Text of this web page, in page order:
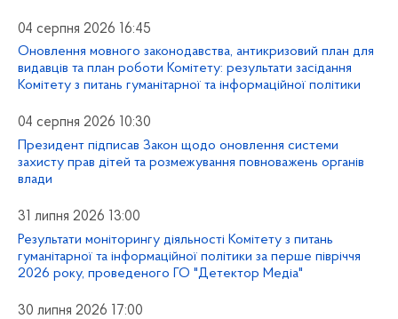
04 серпня 2026 16:45
Оновлення мовного законодавства, антикризовий план для
видавців та план роботи Комітету: результати засідання
Комітету з питань гуманітарної та інформаційної політики
04 серпня 2026 10:30
Президент підписав Закон щодо оновлення системи
захисту прав дітей та розмежування повноважень органів
влади
31 липня 2026 13:00
Результати моніторингу діяльності Комітету з питань
гуманітарної та інформаційної політики за перше півріччя
2026 року, проведеного ГО "Детектор Медіа"
30 липня 2026 17:00